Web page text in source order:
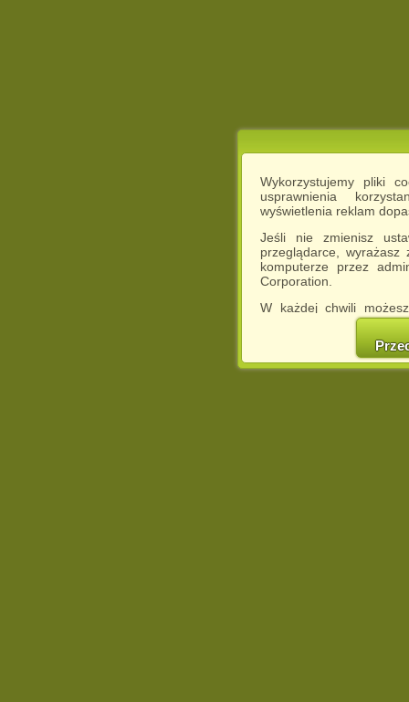
Wykorzystujemy pliki
usprawnienia
wyświetlenia reklam
Jeśli nie zmienisz
przeglądarce,
komputerze przez
Corporation.
W każdej chwili
cookies w swojej
w naszej
http://chomikuj.pl/